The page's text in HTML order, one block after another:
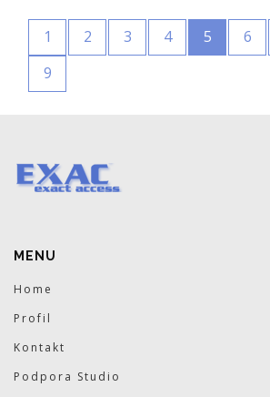
1 2 3 4 5 6
9
MENU
Home
Profil
Kontakt
Podpora Studio